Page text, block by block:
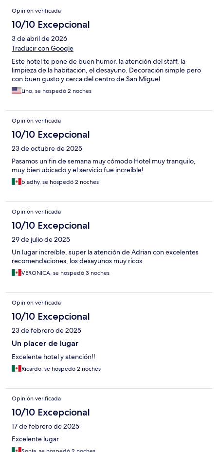
Opiniones
Opinión verificada
10/10 Excepcional
3 de abril de 2026
Traducir con Google
Este hotel te pone de buen humor, la atención del staff, la
limpieza de la habitación, el desayuno. Decoración simple pero
con buen gusto y cerca del centro de San Miguel
Lino, se hospedó 2 noches
Opinión verificada
10/10 Excepcional
23 de octubre de 2025
Pasamos un fin de semana muy cómodo Hotel muy tranquilo,
muy bien ubicado y el servicio fue increíble!
bladhy, se hospedó 2 noches
Opinión verificada
10/10 Excepcional
29 de julio de 2025
Un lugar increíble, super la atención de Adrian con excelentes
recomendaciones, los desayunos muy ricos
VERONICA, se hospedó 3 noches
Opinión verificada
10/10 Excepcional
23 de febrero de 2025
Un placer de lugar
Excelente hotel y atención!!
Ricardo, se hospedó 2 noches
Opinión verificada
10/10 Excepcional
17 de febrero de 2025
Excelente lugar